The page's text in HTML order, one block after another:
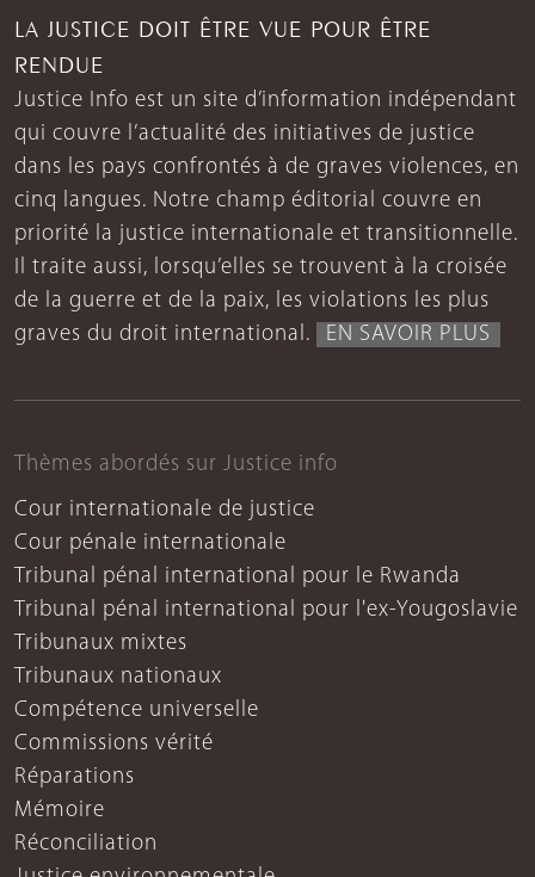
LA JUSTICE DOIT ÊTRE VUE POUR ÊTRE
RENDUE
Justice Info est un site d’information indépendant
qui couvre l’actualité des initiatives de justice
dans les pays confrontés à de graves violences, en
cinq langues. Notre champ éditorial couvre en
priorité la justice internationale et transitionnelle.
Il traite aussi, lorsqu’elles se trouvent à la croisée
de la guerre et de la paix, les violations les plus
graves du droit international.
EN SAVOIR PLUS
Thèmes abordés sur Justice info
Cour internationale de justice
Cour pénale internationale
Tribunal pénal international pour le Rwanda
Tribunal pénal international pour l'ex-Yougoslavie
Tribunaux mixtes
Tribunaux nationaux
Compétence universelle
Commissions vérité
Réparations
Mémoire
Réconciliation